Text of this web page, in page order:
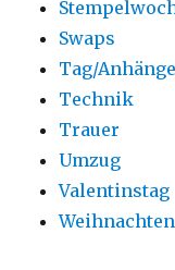
Swaps
Tag/
Technik
Trauer
Umzug
Valentinstag
Weihnachten